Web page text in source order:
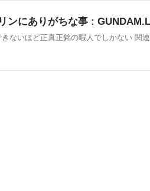
ンにありがちな事 :